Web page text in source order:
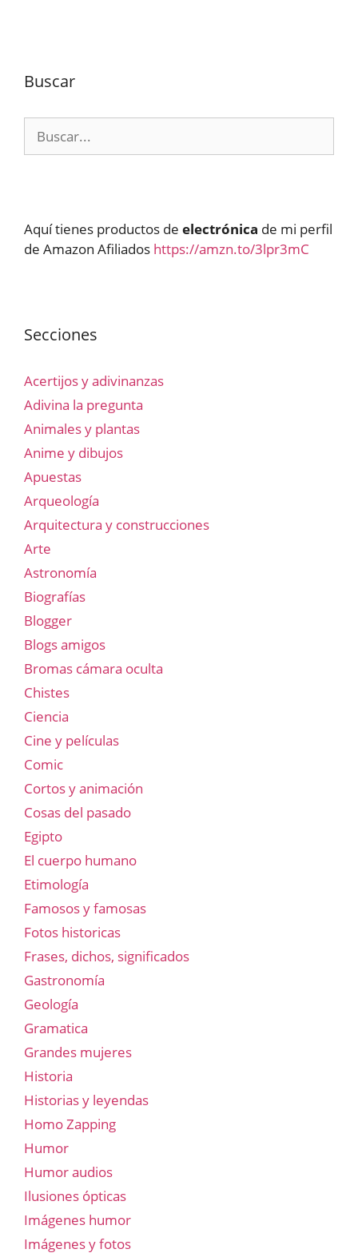
Buscar
Aquí tienes productos de electrónica de mi perfil
de Amazon Afiliados https://amzn.to/3lpr3mC
Secciones
Acertijos y adivinanzas
Adivina la pregunta
Animales y plantas
Anime y dibujos
Apuestas
Arqueología
Arquitectura y construcciones
Arte
Astronomía
Biografías
Blogger
Blogs amigos
Bromas cámara oculta
Chistes
Ciencia
Cine y películas
Comic
Cortos y animación
Cosas del pasado
Egipto
El cuerpo humano
Etimología
Famosos y famosas
Fotos historicas
Frases, dichos, significados
Gastronomía
Geología
Gramatica
Grandes mujeres
Historia
Historias y leyendas
Homo Zapping
Humor
Humor audios
Ilusiones ópticas
Imágenes humor
Imágenes y fotos